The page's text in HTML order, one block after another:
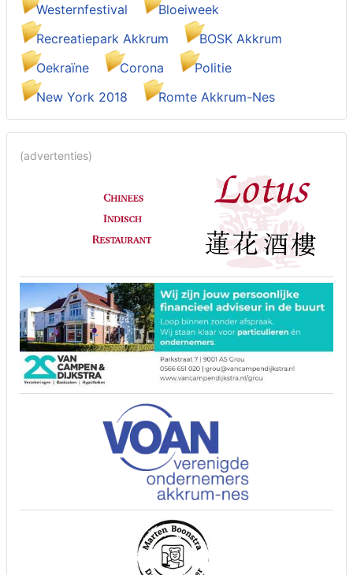
Westernfestival
Bloeiweek
Recreatiepark Akkrum
BOSK Akkrum
Oekraïne
Corona
Politie
New York 2018
Romte Akkrum-Nes
(advertenties)